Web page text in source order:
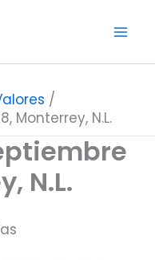
Monterrey, N.L.
N.L.